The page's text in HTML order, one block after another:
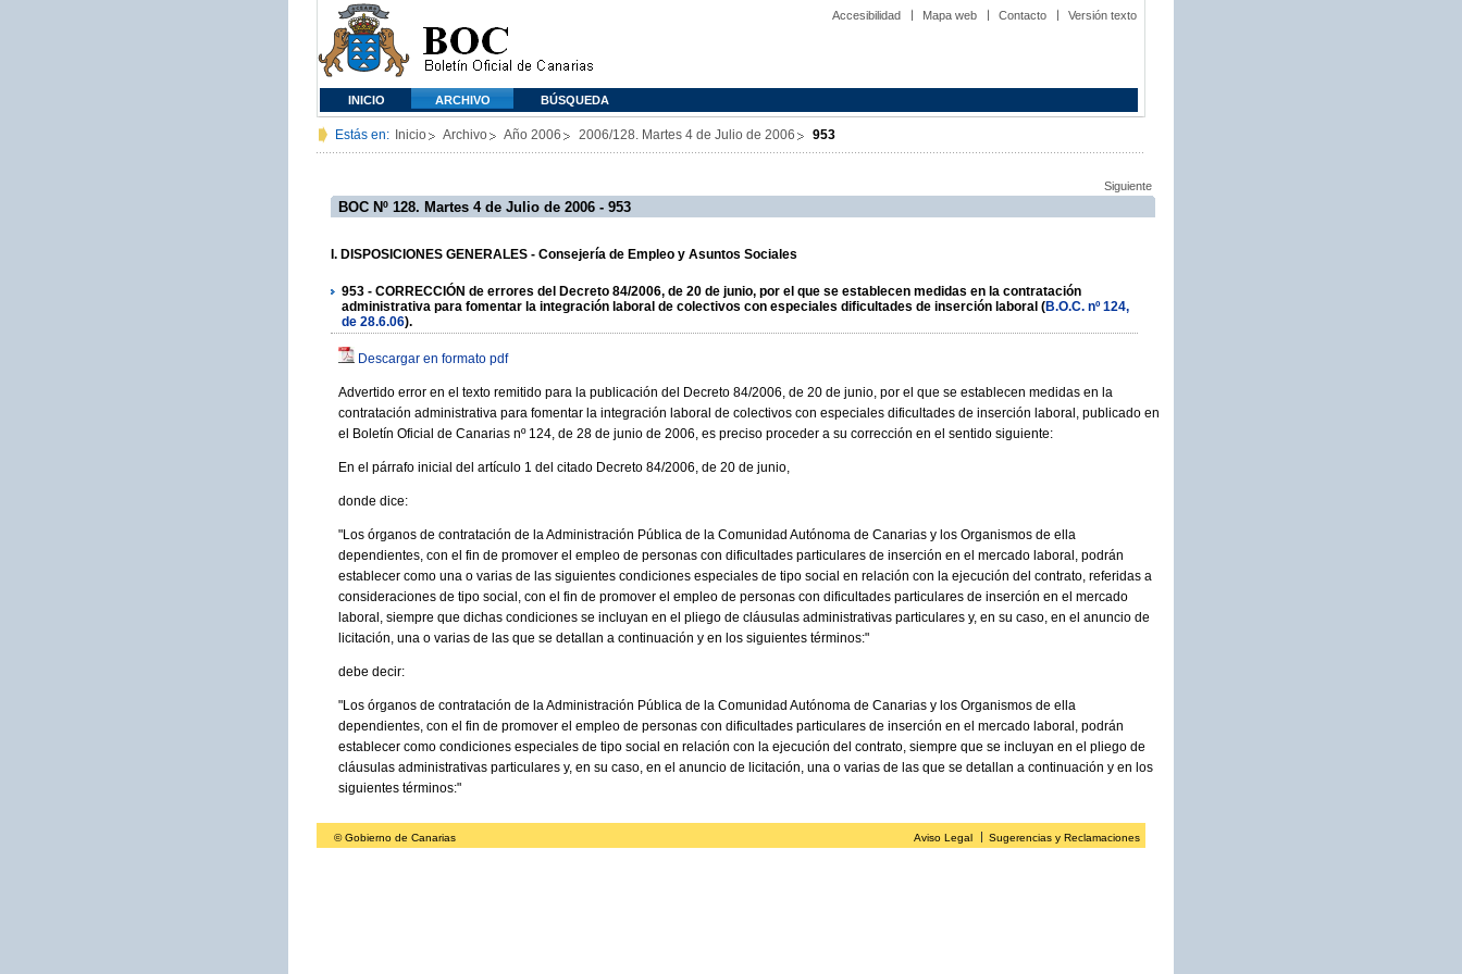
Accesibilidad Mapa web Contacto Versión texto
INICIO ARCHIVO BÚSQUEDA
Estás en: Inicio Archivo Año 2006 2006/128. Martes 4 de Julio de 2006 953
Siguiente
BOC Nº 128. Martes 4 de Julio de 2006 - 953
I. DISPOSICIONES GENERALES - Consejería de Empleo y Asuntos Sociales
953 - CORRECCIÓN de errores del Decreto 84/2006, de 20 de junio, por el que se establecen medidas en la contratación
administrativa para fomentar la integración laboral de colectivos con especiales dificultades de inserción laboral (B.O.C. nº 124,
de 28.6.06).
Descargar en formato pdf
Advertido error en el texto remitido para la publicación del Decreto 84/2006, de 20 de junio, por el que se establecen medidas en la
contratación administrativa para fomentar la integración laboral de colectivos con especiales dificultades de inserción laboral, publicado en
el Boletín Oficial de Canarias nº 124, de 28 de junio de 2006, es preciso proceder a su corrección en el sentido siguiente:
En el párrafo inicial del artículo 1 del citado Decreto 84/2006, de 20 de junio,
donde dice:
"Los órganos de contratación de la Administración Pública de la Comunidad Autónoma de Canarias y los Organismos de ella
dependientes, con el fin de promover el empleo de personas con dificultades particulares de inserción en el mercado laboral, podrán
establecer como una o varias de las siguientes condiciones especiales de tipo social en relación con la ejecución del contrato, referidas a
consideraciones de tipo social, con el fin de promover el empleo de personas con dificultades particulares de inserción en el mercado
laboral, siempre que dichas condiciones se incluyan en el pliego de cláusulas administrativas particulares y, en su caso, en el anuncio de
licitación, una o varias de las que se detallan a continuación y en los siguientes términos:"
debe decir:
"Los órganos de contratación de la Administración Pública de la Comunidad Autónoma de Canarias y los Organismos de ella
dependientes, con el fin de promover el empleo de personas con dificultades particulares de inserción en el mercado laboral, podrán
establecer como condiciones especiales de tipo social en relación con la ejecución del contrato, siempre que se incluyan en el pliego de
cláusulas administrativas particulares y, en su caso, en el anuncio de licitación, una o varias de las que se detallan a continuación y en los
siguientes términos:"
© Gobierno de Canarias Aviso Legal Sugerencias y Reclamaciones